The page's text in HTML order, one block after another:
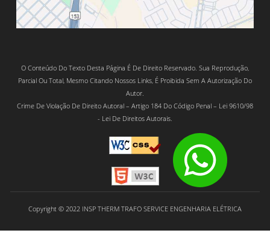
O Conteúdo Do Texto Desta Página É De Direito Reservado. Sua Reprodução,
Parcial Ou Total, Mesmo Citando Nossos Links, É Proibida Sem A Autorização Do
Autor.
Crime De Violação De Direito Autoral – Artigo 184 Do Código Penal – Lei 9610/98
- Lei De Direitos Autorais.
Copyright © 2022 INSP THERM TRAFO SERVICE ENGENHARIA ELÉTRICA